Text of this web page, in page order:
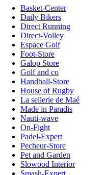
Basket-Center
Daily Bikers
Direct Running
Direct-Volley
Espace Golf
Foot-Store
Galop Store
Golf and co
Handball-Store
House of Rugby
La sellerie de Maé
Made in Paradis
Nauti-wave
On-Fight
Padel-Expert
Pecheur-Store
Pet and Garden
Slowood Interior